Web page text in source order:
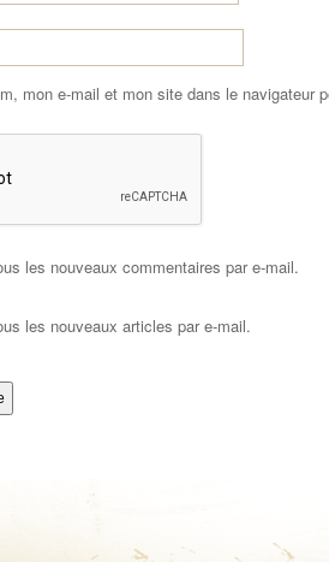
mon e-mail et mon site dans le navigateur
les nouveaux commentaires par e-mail.
les nouveaux articles par e-mail.